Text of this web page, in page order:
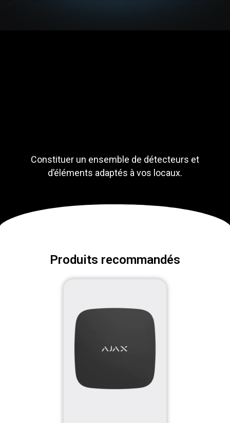
Constituer un ensemble de détecteurs et
d’éléments adaptés à vos locaux.
Produits recommandés